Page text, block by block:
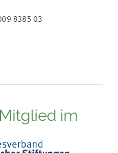
8385 03
im